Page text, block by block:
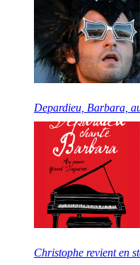
Depardieu, Barbara,
Christophe revient en